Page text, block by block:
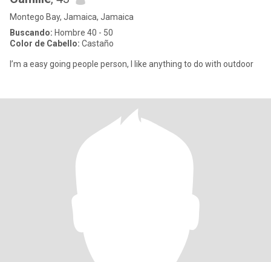
Montego Bay, Jamaica, Jamaica
Buscando: Hombre 40 - 50
Color de Cabello: Castaño
I’m a easy going people person, I like anything to do with outdoor